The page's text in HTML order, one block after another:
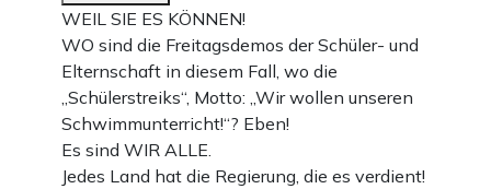
WEIL SIE ES KÖNNEN!
WO sind die Freitagsdemos der Schüler- und
Elternschaft in diesem Fall, wo die
„Schülerstreiks“, Motto: „Wir wollen unseren
Schwimmunterricht!“? Eben!
Es sind WIR ALLE.
Jedes Land hat die Regierung, die es verdient!